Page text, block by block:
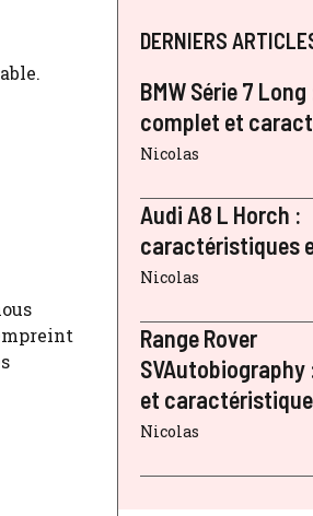
DERNIERS
BMW Série 7
complet et
Nicolas
Audi A8 L Horch :
caractéristiques
Nicolas
Range Rover
et
Nicolas